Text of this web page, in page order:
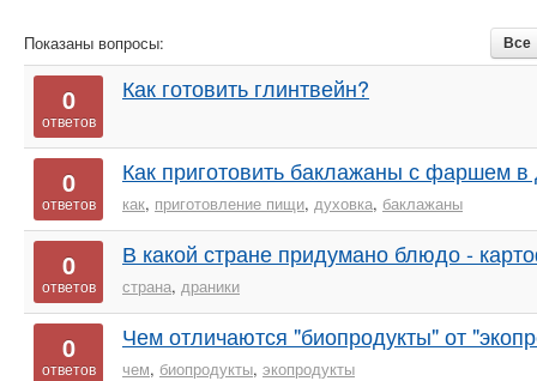
Показаны вопросы: Все
0
ответов
Как готовить глинтвейн?
0
ответов
Как приготовить баклажаны с фаршем в
как, приготовление пищи, духовка, баклажаны
0
ответов
В какой стране придумано блюдо -
страна, драники
0
ответов
Чем отличаются "биопродукты" от
чем, биопродукты, экопродукты